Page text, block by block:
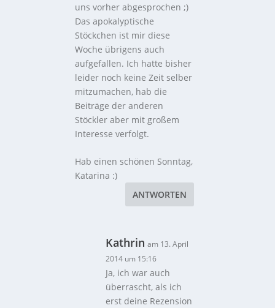
uns vorher abgesprochen ;)
Das apokalyptische
Stöckchen ist mir diese
Woche übrigens auch
aufgefallen. Ich hatte bisher
leider noch keine Zeit selber
mitzumachen, hab die
Beiträge der anderen
Stöckler aber mit großem
Interesse verfolgt.
Hab einen schönen Sonntag,
Katarina :)
ANTWORTEN
Kathrin am 13. April
2014 um 15:16
Ja, ich war auch
überrascht, als ich
erst deine Rezension